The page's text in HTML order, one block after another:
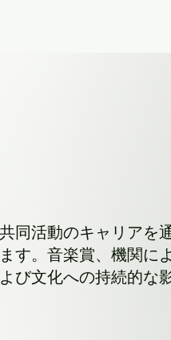
同活動のキャリアを
す。音楽賞、機関に
び文化への持続的な